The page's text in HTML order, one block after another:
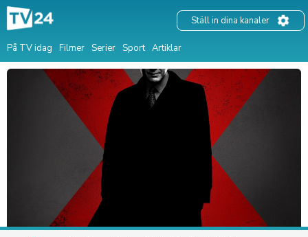
På TV idag Filmer Serier Sport Artiklar
Ställ in dina kanaler